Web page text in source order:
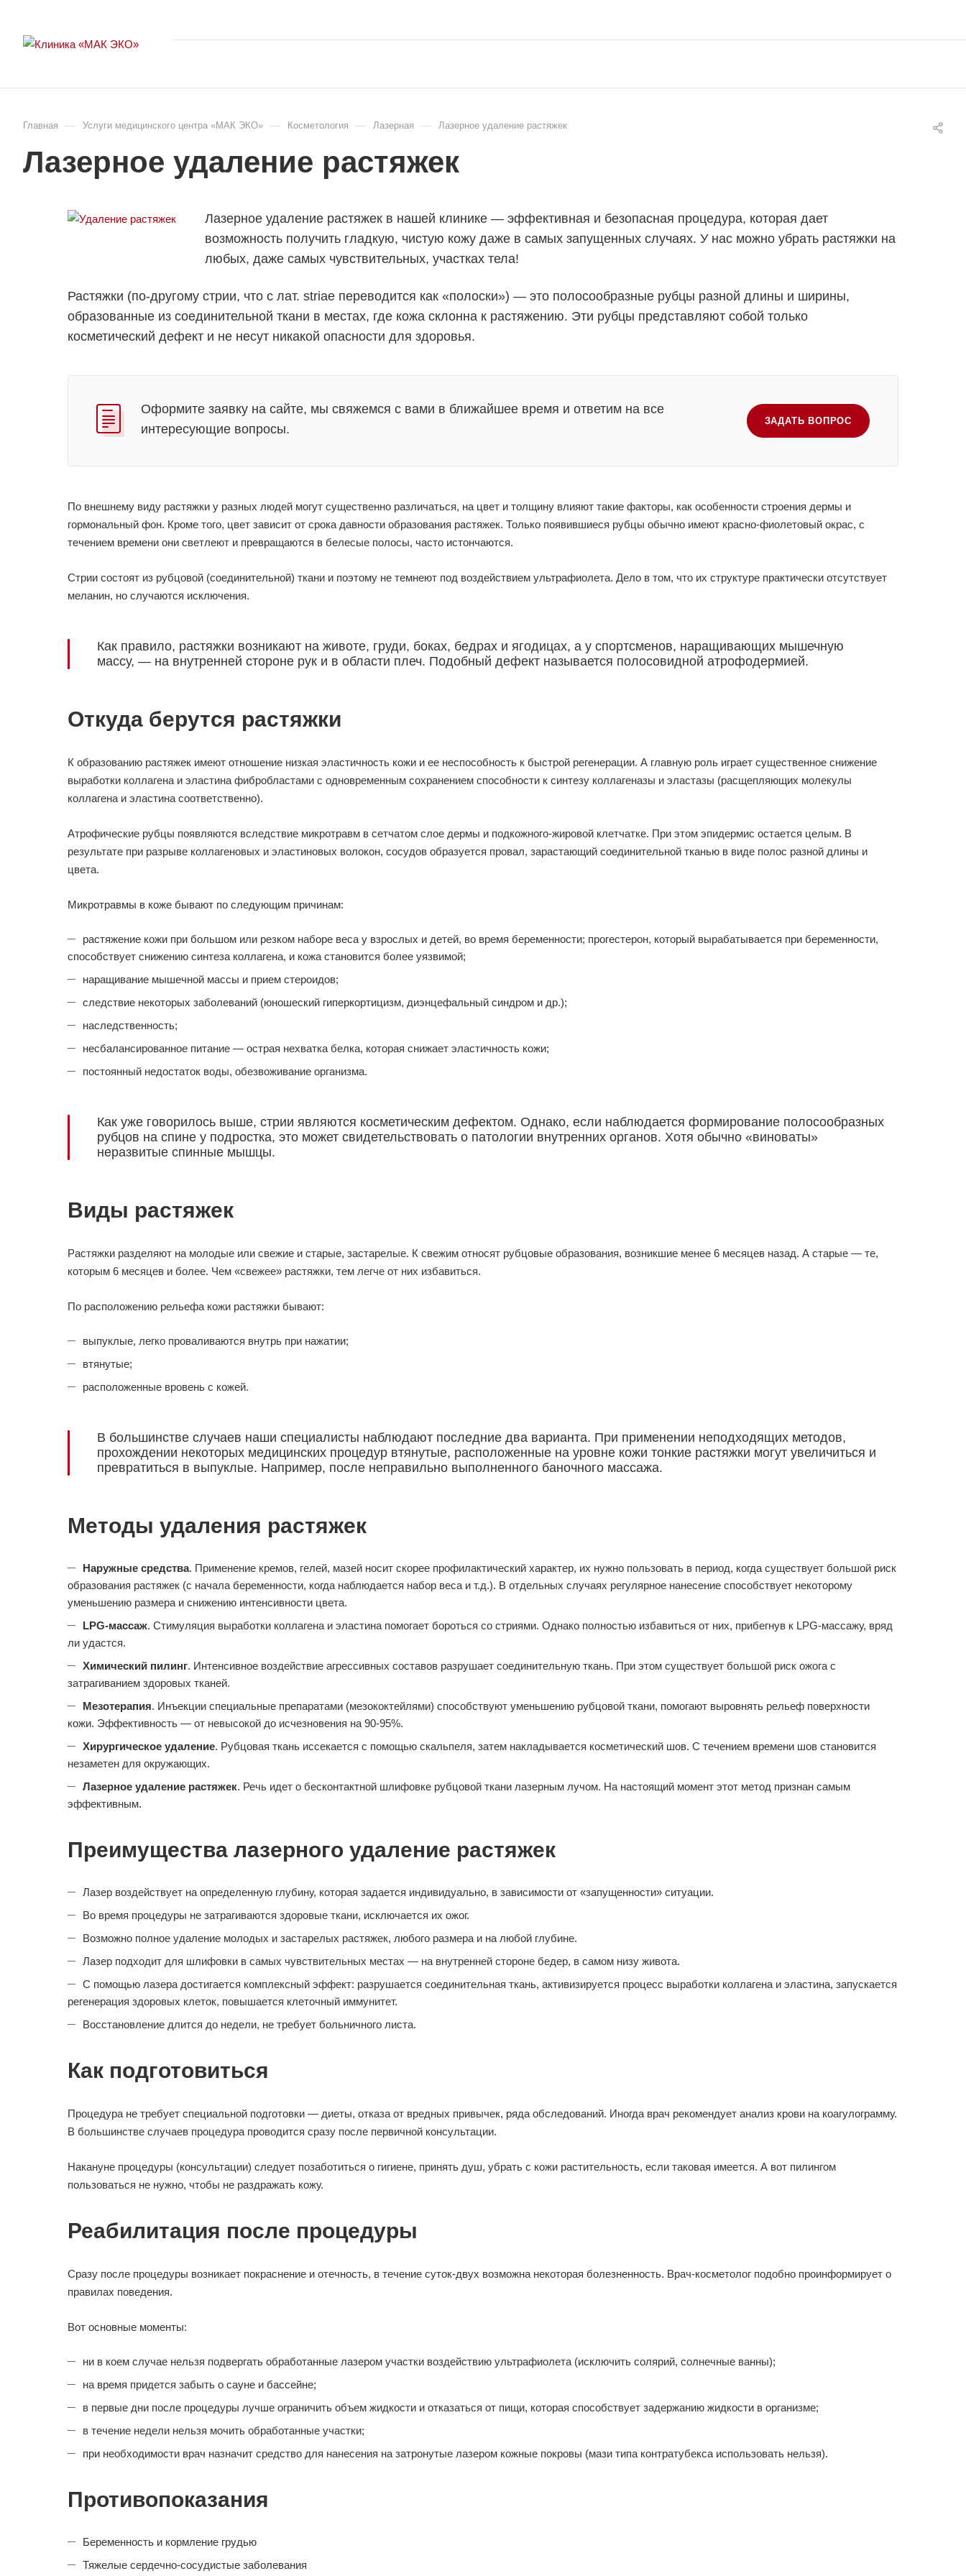
Главная — Услуги медицинского центра «МАК ЭКО» — Косметология — Лазерная — Лазерное удаление растяжек
Лазерное удаление растяжек
Лазерное удаление растяжек в нашей клинике — эффективная и безопасная процедура, которая дает
возможность получить гладкую, чистую кожу даже в самых запущенных случаях. У нас можно убрать растяжки на
любых, даже самых чувствительных, участках тела!
Растяжки (по-другому стрии, что с лат. striae переводится как «полоски») — это полосообразные рубцы разной длины и ширины,
образованные из соединительной ткани в местах, где кожа склонна к растяжению. Эти рубцы представляют собой только
косметический дефект и не несут никакой опасности для здоровья.
Оформите заявку на сайте, мы свяжемся с вами в ближайшее время и ответим на все
интересующие вопросы.
ЗАДАТЬ ВОПРОС
По внешнему виду растяжки у разных людей могут существенно различаться, на цвет и толщину влияют такие факторы, как особенности строения дермы и
гормональный фон. Кроме того, цвет зависит от срока давности образования растяжек. Только появившиеся рубцы обычно имеют красно-фиолетовый окрас, с
течением времени они светлеют и превращаются в белесые полосы, часто истончаются.
Стрии состоят из рубцовой (соединительной) ткани и поэтому не темнеют под воздействием ультрафиолета. Дело в том, что их структуре практически отсутствует
меланин, но случаются исключения.
Как правило, растяжки возникают на животе, груди, боках, бедрах и ягодицах, а у спортсменов, наращивающих мышечную
массу, — на внутренней стороне рук и в области плеч. Подобный дефект называется полосовидной атрофодермией.
Откуда берутся растяжки
К образованию растяжек имеют отношение низкая эластичность кожи и ее неспособность к быстрой регенерации. А главную роль играет существенное снижение
выработки коллагена и эластина фибробластами с одновременным сохранением способности к синтезу коллагеназы и эластазы (расщепляющих молекулы
коллагена и эластина соответственно).
Атрофические рубцы появляются вследствие микротравм в сетчатом слое дермы и подкожного-жировой клетчатке. При этом эпидермис остается целым. В
результате при разрыве коллагеновых и эластиновых волокон, сосудов образуется провал, зарастающий соединительной тканью в виде полос разной длины и
цвета.
Микротравмы в коже бывают по следующим причинам:
растяжение кожи при большом или резком наборе веса у взрослых и детей, во время беременности; прогестерон, который вырабатывается при беременности,
способствует снижению синтеза коллагена, и кожа становится более уязвимой;
наращивание мышечной массы и прием стероидов;
следствие некоторых заболеваний (юношеский гиперкортицизм, диэнцефальный синдром и др.);
наследственность;
несбалансированное питание — острая нехватка белка, которая снижает эластичность кожи;
постоянный недостаток воды, обезвоживание организма.
Как уже говорилось выше, стрии являются косметическим дефектом. Однако, если наблюдается формирование полосообразных
рубцов на спине у подростка, это может свидетельствовать о патологии внутренних органов. Хотя обычно «виноваты»
неразвитые спинные мышцы.
Виды растяжек
Растяжки разделяют на молодые или свежие и старые, застарелые. К свежим относят рубцовые образования, возникшие менее 6 месяцев назад. А старые — те,
которым 6 месяцев и более. Чем «свежее» растяжки, тем легче от них избавиться.
По расположению рельефа кожи растяжки бывают:
выпуклые, легко проваливаются внутрь при нажатии;
втянутые;
расположенные вровень с кожей.
В большинстве случаев наши специалисты наблюдают последние два варианта. При применении неподходящих методов,
прохождении некоторых медицинских процедур втянутые, расположенные на уровне кожи тонкие растяжки могут увеличиться и
превратиться в выпуклые. Например, после неправильно выполненного баночного массажа.
Методы удаления растяжек
Наружные средства. Применение кремов, гелей, мазей носит скорее профилактический характер, их нужно пользовать в период, когда существует большой риск
образования растяжек (с начала беременности, когда наблюдается набор веса и т.д.). В отдельных случаях регулярное нанесение способствует некоторому
уменьшению размера и снижению интенсивности цвета.
LPG-массаж. Стимуляция выработки коллагена и эластина помогает бороться со стриями. Однако полностью избавиться от них, прибегнув к LPG-массажу, вряд
ли удастся.
Химический пилинг. Интенсивное воздействие агрессивных составов разрушает соединительную ткань. При этом существует большой риск ожога с
затрагиванием здоровых тканей.
Мезотерапия. Инъекции специальные препаратами (мезококтейлями) способствуют уменьшению рубцовой ткани, помогают выровнять рельеф поверхности
кожи. Эффективность — от невысокой до исчезновения на 90-95%.
Хирургическое удаление. Рубцовая ткань иссекается с помощью скальпеля, затем накладывается косметический шов. С течением времени шов становится
незаметен для окружающих.
Лазерное удаление растяжек. Речь идет о бесконтактной шлифовке рубцовой ткани лазерным лучом. На настоящий момент этот метод признан самым
эффективным.
Преимущества лазерного удаление растяжек
Лазер воздействует на определенную глубину, которая задается индивидуально, в зависимости от «запущенности» ситуации.
Во время процедуры не затрагиваются здоровые ткани, исключается их ожог.
Возможно полное удаление молодых и застарелых растяжек, любого размера и на любой глубине.
Лазер подходит для шлифовки в самых чувствительных местах — на внутренней стороне бедер, в самом низу живота.
С помощью лазера достигается комплексный эффект: разрушается соединительная ткань, активизируется процесс выработки коллагена и эластина, запускается
регенерация здоровых клеток, повышается клеточный иммунитет.
Восстановление длится до недели, не требует больничного листа.
Как подготовиться
Процедура не требует специальной подготовки — диеты, отказа от вредных привычек, ряда обследований. Иногда врач рекомендует анализ крови на коагулограмму.
В большинстве случаев процедура проводится сразу после первичной консультации.
Накануне процедуры (консультации) следует позаботиться о гигиене, принять душ, убрать с кожи растительность, если таковая имеется. А вот пилингом
пользоваться не нужно, чтобы не раздражать кожу.
Реабилитация после процедуры
Сразу после процедуры возникает покраснение и отечность, в течение суток-двух возможна некоторая болезненность. Врач-косметолог подобно проинформирует о
правилах поведения.
Вот основные моменты:
ни в коем случае нельзя подвергать обработанные лазером участки воздействию ультрафиолета (исключить солярий, солнечные ванны);
на время придется забыть о сауне и бассейне;
в первые дни после процедуры лучше ограничить объем жидкости и отказаться от пищи, которая способствует задержанию жидкости в организме;
в течение недели нельзя мочить обработанные участки;
при необходимости врач назначит средство для нанесения на затронутые лазером кожные покровы (мази типа контратубекса использовать нельзя).
Противопоказания
Беременность и кормление грудью
Тяжелые сердечно-сосудистые заболевания